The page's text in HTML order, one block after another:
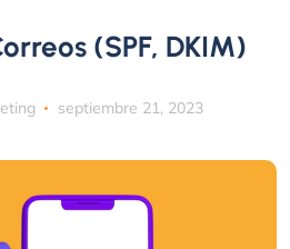
(SPF, DKIM)
septiembre 21, 2023